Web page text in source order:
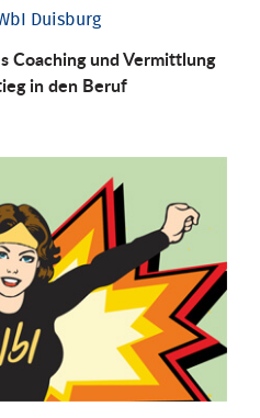
Duisburg
Coaching und Vermittlung
in den Beruf